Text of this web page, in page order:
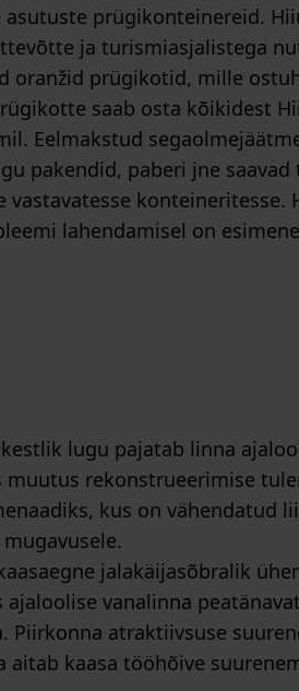
prügikonteinereid.
ja turismiasjalistega
oranžid prügikotid, mille
saab osta kõikidest
Eelmakstud
pakendid, paberi jne
vastavatesse
lahendamisel on
kestlik lugu pajatab linna
muutus rekonstrueerimise
kus on vähendatud
jalakäijasõbralik
ajaloolise vanalinna
Piirkonna atraktiivsuse
aitab kaasa tööhõive